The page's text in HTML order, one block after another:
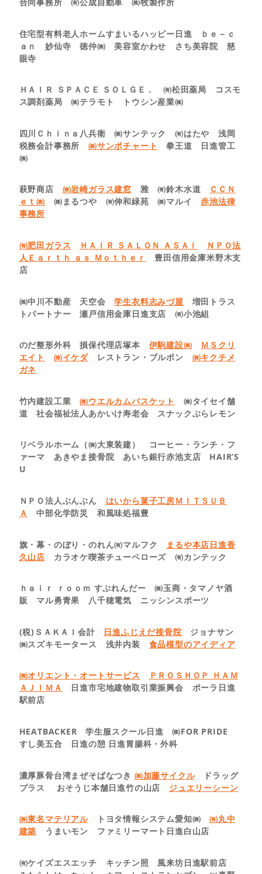
住宅型有料老人ホームすまいるハッピー日進 ｂｅ－ｃ
ａｎ 妙仙寺 徳仲㈱ 美容室かわせ さち美容院 慈
眼寺
ＨＡＩＲ ＳＰＡＣＥ ＳＯＬＧＥ． ㈲松田薬局 コスモ
ス調剤薬局 ㈱テラモト トウシン産業㈱
四川Ｃｈｉｎａ八兵衛 ㈱サンテック ㈲はたや 浅岡
税務会計事務所 ㈱サンポチャート
拳王道 日進管工
㈱
萩野商店 ㈱岩崎ガラス建窓 雅 ㈲鈴木水道
ＣＣＮ
ｅｔ㈱ ㈱まるつや ㈲伸和緑苑 ㈱マルイ赤池法律
事務所
㈲肥田ガラス ＨＡＩＲ ＳＡＬＯＮ ＡＳＡＩ
ＮＰＯ法
人Ｅａｒｔｈ ａｓ Ｍｏｔｈｅｒ
豊田信用金庫米野木支
店
㈱中川不動産 天空会学生衣料志みづ屋 増田トラス
トパートナー 瀬戸信用金庫日進支店 ㈲小池組
のだ整形外科 損保代理店塚本 伊駒建設㈱
ＭＳクリ
エイト
㈱イケダレストラン・ブルボン ㈱キクチメ
ガネ
竹内建設工業㈱ウエルカムバスケット
㈱タイセイ舗
道 社会福祉法人あかいけ寿老会 スナックぶらレモン
リベラルホーム（㈱大東装建） コーヒー・ランチ・フ
ァーマ あきやま接骨院 あいち銀行赤池支店 HAIR’S
U
ＮＰＯ法人ぶんぶん はいから菓子工房ＭＩＴＳＵＢ
Ａ
中部化学防災 和風味処福豊
旗・幕・のぼり・のれん㈲マルフク
まるや本店日進香
久山店 カラオケ喫茶チューベローズ ㈲カンテック
ｈａｉｒ ｒｏｏｍ すぷれんだー ㈱玉商・タマノヤ酒
販 マル勇青果 八千穂電気 ニッシンスポーツ
(税)ＳＡＫＡＩ会計 日進ふじえだ接骨院 ジョナサン
㈱スズキモータース 浅井内装 食品模型のアイディア
㈱オリエント・オートサービス
ＰＲＯＳＨＯＰ ＨＡＭ
ＡＪＩＭＡ
日進市宅地建物取引業振興会 ポーラ日進
駅前店
HEATBACKER 学生服スクール日進 ㈱FOR PRIDE
すし美五合 日進の憩 日進胃腸科・外科
濃厚豚骨台湾まぜそばなつき ㈱加藤サイクルドラッグ
プラス おそうじ本舗日進竹の山店 ジュエリーシーン
㈱東名マテリアルトヨタ情報システム愛知㈱㈲丸中
建築 うまいモン ファミリーマート日進白山店
㈲ケイズエスエッチ キッチン照 風来坊日進駅前店